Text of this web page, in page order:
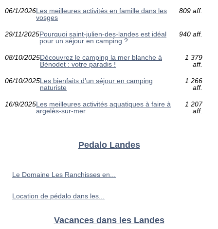
06/1/2026Les meilleures activités en famille dans les
vosges
809 aff.
29/11/2025Pourquoi saint-julien-des-landes est idéal
pour un séjour en camping ?
940 aff.
08/10/2025Découvrez le camping la mer blanche à
Bénodet : votre paradis !
1 379
aff.
06/10/2025Les bienfaits d’un séjour en camping
naturiste
1 266
aff.
16/9/2025Les meilleures activités aquatiques à faire à
argelès-sur-mer
1 207
aff.
Pedalo Landes
Le Domaine Les Ranchisses en...
Location de pédalo dans les...
Vacances dans les Landes